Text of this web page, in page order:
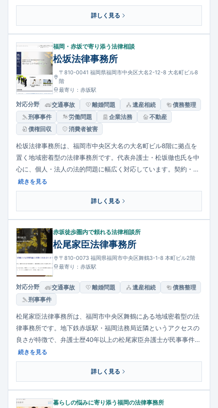
事、交通事故、相続、労働問題、債権回収など幅広い案件にも対
応。相談しやすい体制を整え、クライアントとの信頼関係を重視
詳しく見る
福岡・赤坂で寄り添う法律相談
松坂法律事務所
〒810-0041 福岡県福岡市中央区大名2-12-8 大名町ビル8
階
最寄り：赤坂駅
対応分野 交通事故 離婚問題 遺産相続
債務整理
刑事事件
労働問題 企業法務
不動産
債権回収
消費者被害
松坂法律事務所は、福岡市中央区大名の大名町ビル8階に拠点を
置く地域密着型の法律事務所です。代表弁護士・松坂徹也氏を中
心に、個人・法人の法的問題に幅広く対応しています。契約・金
融法務、相続・離婚、交通事故、労使紛争、債務整理など多様な
分野での相談に応じており、丁寧に事情を聞きながら適切な解決
策を提示する姿勢が評価されています。相談は予約制で、口頭・
続きを見る
詳しく見る
赤坂徒歩圏内で頼れる法律相談所
松尾家臣法律事務所
〒810-0073 福岡県福岡市中央区舞鶴3-1-8 本町ビル2階
最寄り：赤坂駅
対応分野 交通事故 離婚問題 遺産相続
債務整理
刑事事件
松尾家臣法律事務所は、福岡市中央区舞鶴にある地域密着型の法
律事務所です。地下鉄赤坂駅・福岡法務局近隣というアクセスの
良さが特徴で、弁護士歴40年以上の松尾家臣弁護士が民事事件、
刑事事件、家事事件など幅広い法的課題に対応します。相談者一
人ひとりの話を丁寧に聞き、証拠収集や説得力ある主張を重視し
た事件処理を展開。アットホームで相談しやすい雰囲気も評価さ
続きを見る
詳しく見る
暮らしの悩みに寄り添う福岡の法律事務所